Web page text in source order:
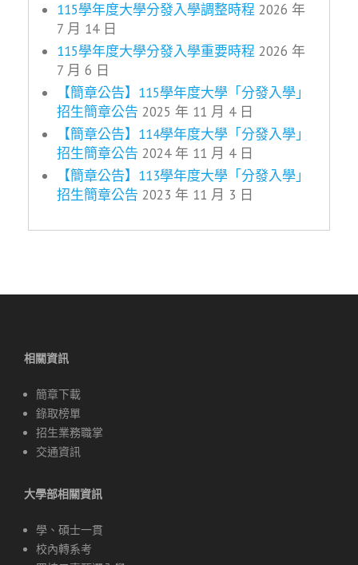
115學年度大學分發入學調整時程 2026 年
7 月 14 日
115學年度大學分發入學重要時程 2026 年
7 月 6 日
【簡章公告】115學年度大學「分發入學」
招生簡章公告 2025 年 11 月 4 日
【簡章公告】114學年度大學「分發入學」
招生簡章公告 2024 年 11 月 4 日
【簡章公告】113學年度大學「分發入學」
招生簡章公告 2023 年 11 月 3 日
相關資訊
簡章下載
錄取榜單
招生業務職掌
交通資訊
大學部相關資訊
學、碩士一貫
校內轉系考